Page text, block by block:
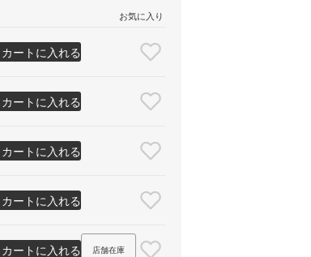
お気に入り
カートに入れる
カートに入れる
カートに入れる
カートに入れる
カートに入れる 店舗在庫